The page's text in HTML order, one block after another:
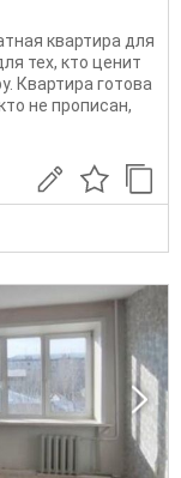
квартира для
тех, кто ценит
Квартира готова
не прописан,